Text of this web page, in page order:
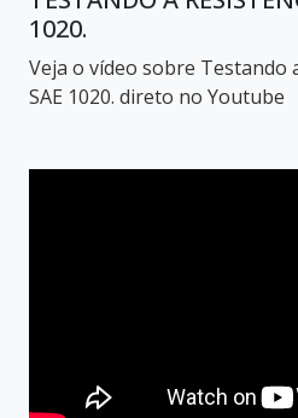
1020.
Veja o vídeo sobre Testando
SAE 1020. direto no Youtube